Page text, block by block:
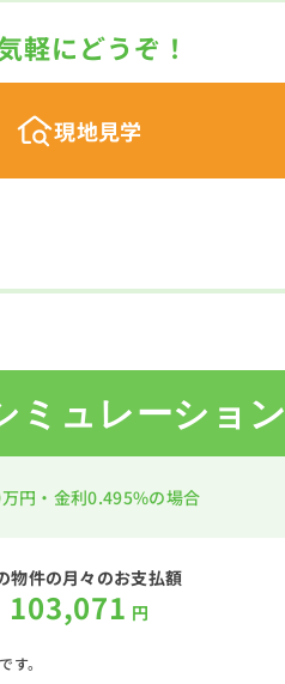
軽にどうぞ！
現地見学
ミュレーション
円 ・金利0.495%の場合
物件の月々のお支払額
103,071 円
。